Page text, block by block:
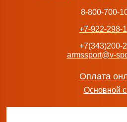
GLT PL14 «Жим от груди с
екатеринбургспорт ру
8-800-700-
+7-922-298-
+7(343)200-
armssport@v-
Оплата
Основной